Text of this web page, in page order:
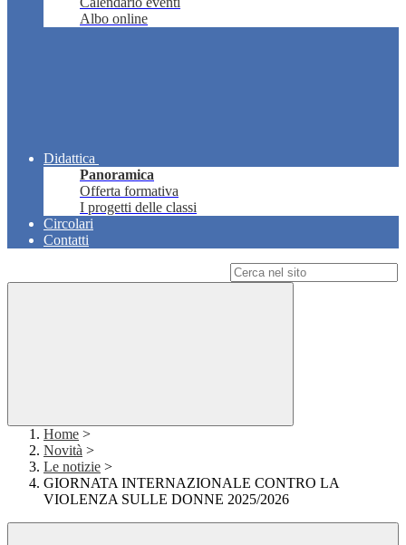
Albo online
Didattica
Panoramica
Offerta formativa
I progetti delle classi
Circolari
Contatti
Home >
Novità >
Le notizie >
GIORNATA INTERNAZIONALE CONTRO LA
VIOLENZA SULLE DONNE 2025/2026